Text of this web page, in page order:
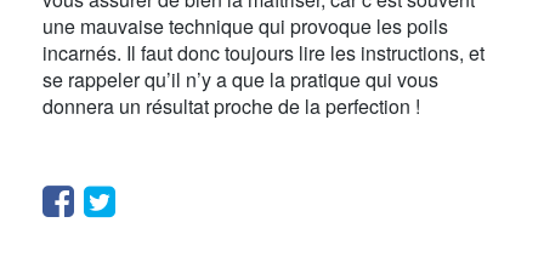
une mauvaise technique qui provoque les poils
incarnés. Il faut donc toujours lire les instructions, et
se rappeler qu’il n’y a que la pratique qui vous
donnera un résultat proche de la perfection !
Facebook
Twitter